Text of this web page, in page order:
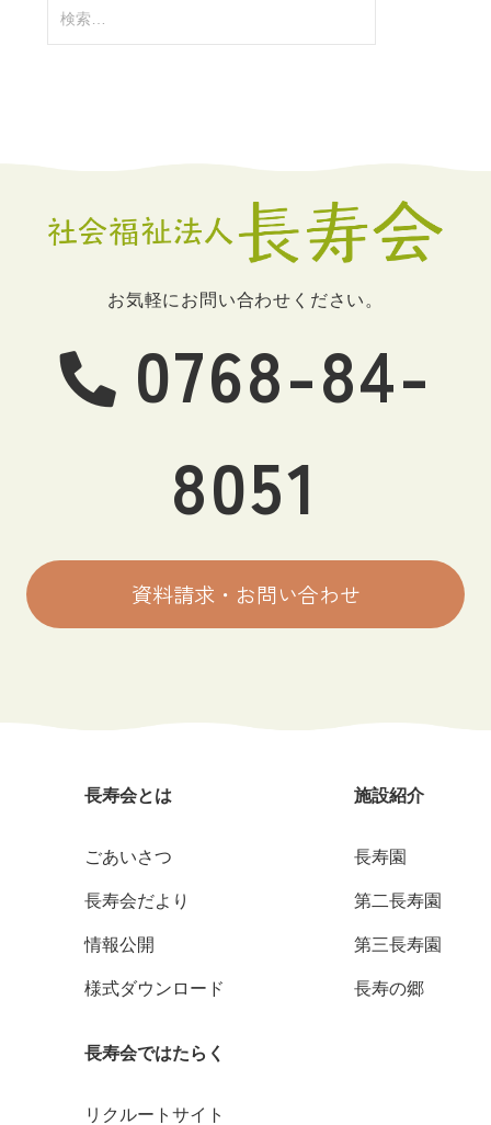
索:
お気軽にお問い合わせください。
0768-84-
8051
資料請求・お問い合わせ
長寿会とは
ごあいさつ
長寿会だより
情報公開
様式ダウンロード
施設紹介
長寿園
第二長寿園
第三長寿園
長寿の郷
長寿会ではたらく
リクルートサイト